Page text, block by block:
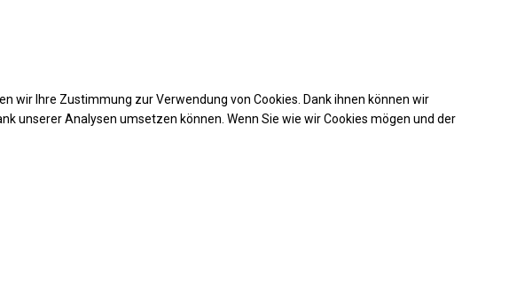
Laden Sie das PDF -Angebot herunter
wir Ihre Zustimmung zur Verwendung von Cookies. Dank ihnen können wir
unserer Analysen umsetzen können. Wenn Sie wie wir Cookies mögen und der